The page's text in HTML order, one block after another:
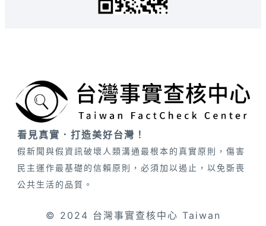
看見真實．打造美好台灣！
假新聞與假資訊破壞人類溝通最根本的真實原則，傷害
民主運作最基礎的信賴原則，必須加以遏止，以免斲喪
公共生活的品質。
© 2024 台灣事實查核中心 Taiwan